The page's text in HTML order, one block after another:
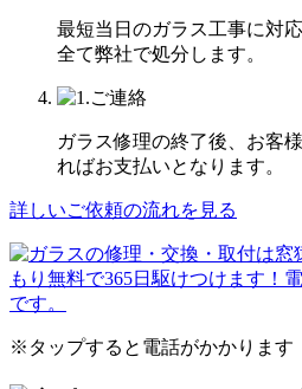
最短当日のガラス工事に対
全て弊社で処分します。
ガラス修理の終了後、お客
ればお支払いとなります。
詳しいご依頼の流れを見る
※タップすると電話がかかります